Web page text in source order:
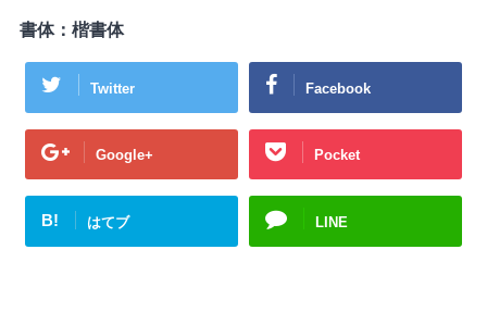
書体：楷書体
Twitter Facebook
Google+ Pocket
B! はてブ LINE